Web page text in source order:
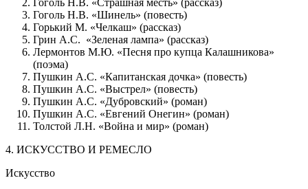
Гоголь Н.В. «Шинель» (повесть)
Горький М. «Челкаш» (рассказ)
Грин А.С. «Зеленая лампа» (рассказ)
Лермонтов М.Ю. «Песня про купца Калашникова»
(поэма)
Пушкин А.С. «Капитанская дочка» (повесть)
Пушкин А.С. «Выстрел» (повесть)
Пушкин А.С. «Дубровский» (роман)
Пушкин А.С. «Евгений Онегин» (роман)
Толстой Л.Н. «Война и мир» (роман)
4. ИСКУССТВО И РЕМЕСЛО
Искусство